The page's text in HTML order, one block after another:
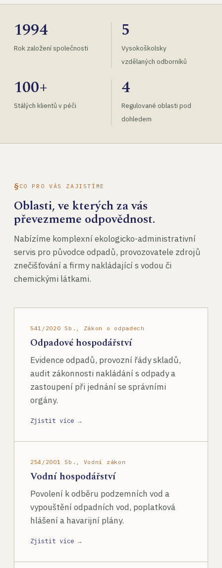
1994
Rok založení společnosti
5
Vysokoškolsky
vzdělaných odborníků
100+
Stálých klientů v péči
4
Regulované oblasti pod
dohledem
CO PRO VÁS ZAJISTÍME
Oblasti, ve kterých za vás
převezmeme odpovědnost.
Nabízíme komplexní ekologicko-administrativní
servis pro původce odpadů, provozovatele zdrojů
znečišťování a firmy nakládající s vodou či
chemickými látkami.
541/2020 Sb., Zákon o odpadech
Odpadové hospodářství
Evidence odpadů, provozní řády skladů,
audit zákonnosti nakládání s odpady a
zastoupení při jednání se správními
orgány.
Zjistit více →
254/2001 Sb., Vodní zákon
Vodní hospodářství
Povolení k odběru podzemních vod a
vypouštění odpadních vod, poplatková
hlášení a havarijní plány.
Zjistit více →